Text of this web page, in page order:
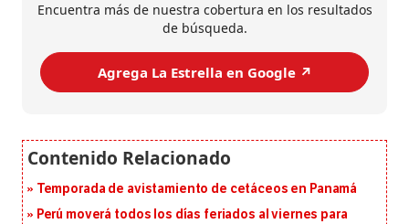
Encuentra más de nuestra cobertura en los resultados
de búsqueda.
Agrega La Estrella en Google ↗️
Temporada de avistamiento de cetáceos en Panamá
Perú moverá todos los días feriados al viernes para